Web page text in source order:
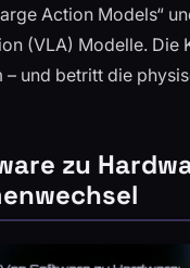
Action Models“
(VLA) Modelle. Die
– und betritt die
zu